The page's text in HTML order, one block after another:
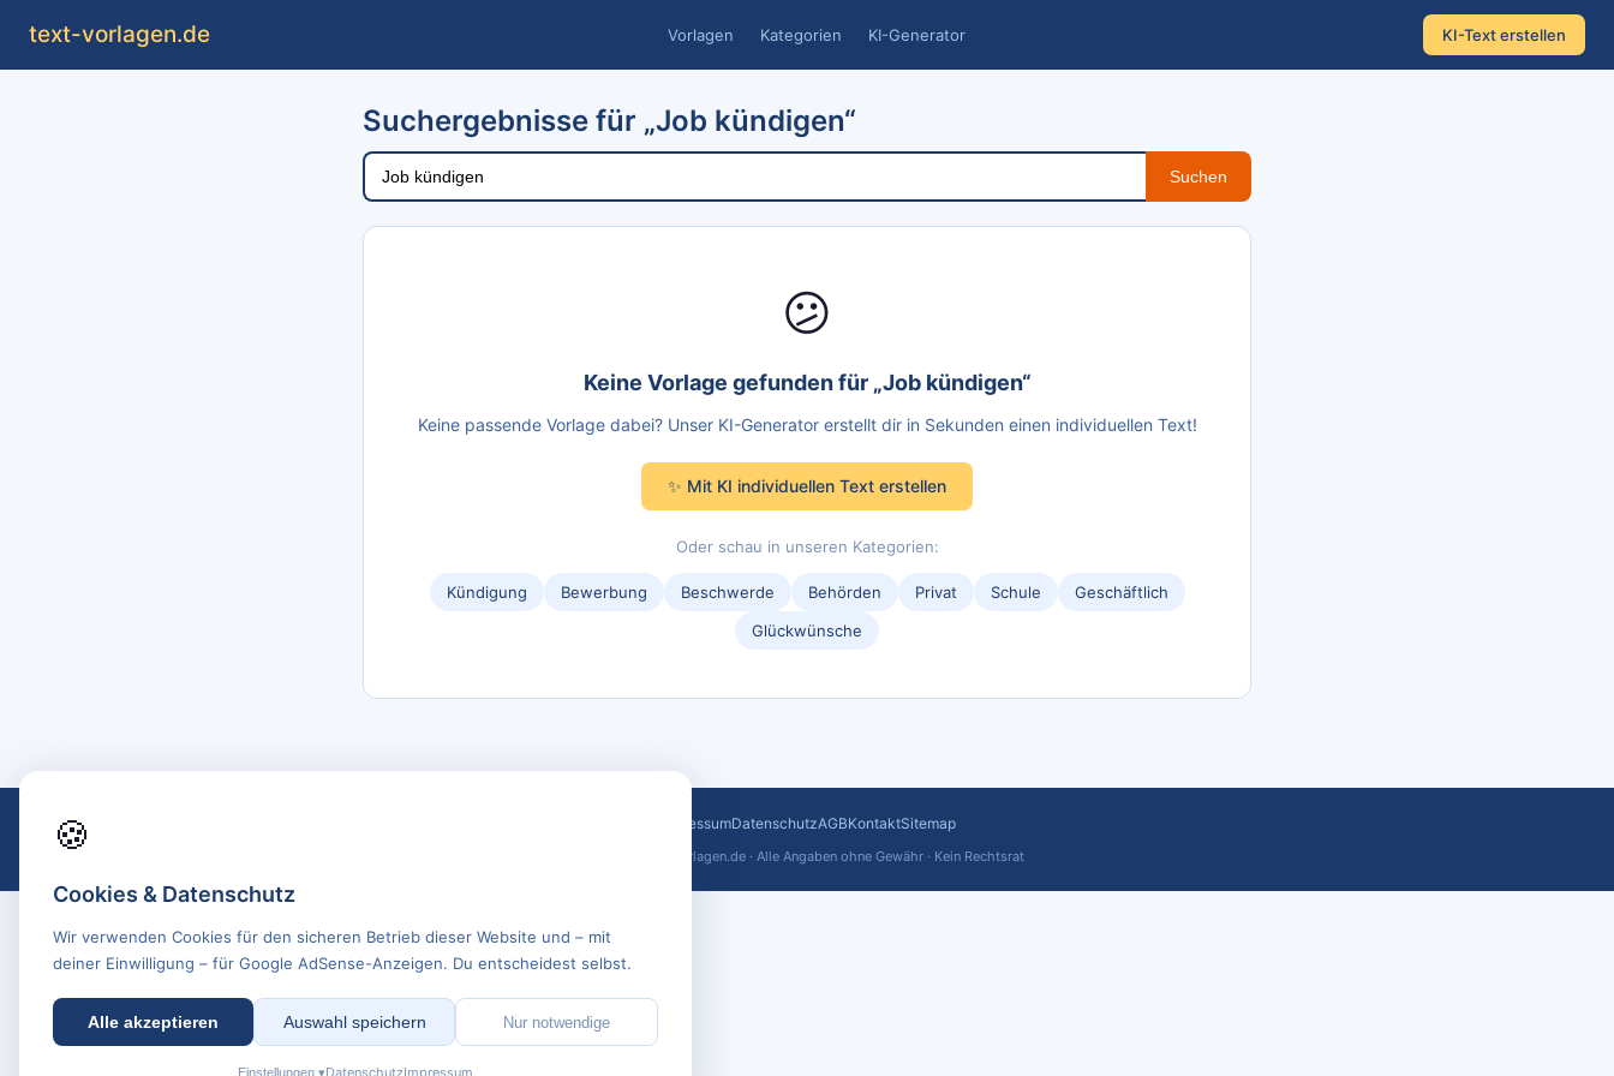
text-vorlagen.de Vorlagen Kategorien KI-Generator KI-Text erstellen
Suchergebnisse für „Job kündigen“
Suchen
😕
Keine Vorlage gefunden für „Job kündigen“
Keine passende Vorlage dabei? Unser KI-Generator erstellt dir in Sekunden einen individuellen Text!
✨ Mit KI individuellen Text erstellen
Oder schau in unseren Kategorien:
Kündigung Bewerbung Beschwerde Behörden Privat Schule
Geschäftlich
Glückwünsche
🍪
Cookies & Datenschutz
Wir verwenden Cookies für den sicheren Betrieb dieser Website und – mit
deiner Einwilligung – für Google AdSense-Anzeigen. Du entscheidest selbst.
Alle akzeptieren Auswahl speichern Nur notwendige
Einstellungen ▾DatenschutzImpressum
ImpressumDatenschutzAGBKontaktSitemap
© 2026 text-vorlagen.de · Alle Angaben ohne Gewähr · Kein Rechtsrat